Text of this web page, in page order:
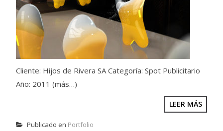
Cliente: Hijos de Rivera SA Categoría: Spot Publicitario
Año: 2011 (más…)
LEER MÁS
Publicado en Portfolio